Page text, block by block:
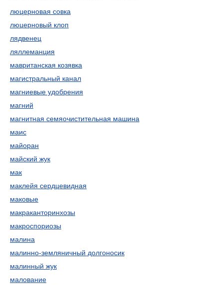
люцерновая совка
люцерновый клоп
лядвенец
ляллеманция
мавританская козявка
магистральный канал
магниевые удобрения
магний
магнитная семяочистительная машина
маис
майоран
майский жук
мак
маклейя сердцевидная
маковые
макраканторинхозы
макроспориозы
малина
малинно-земляничный долгоносик
малинный жук
малование